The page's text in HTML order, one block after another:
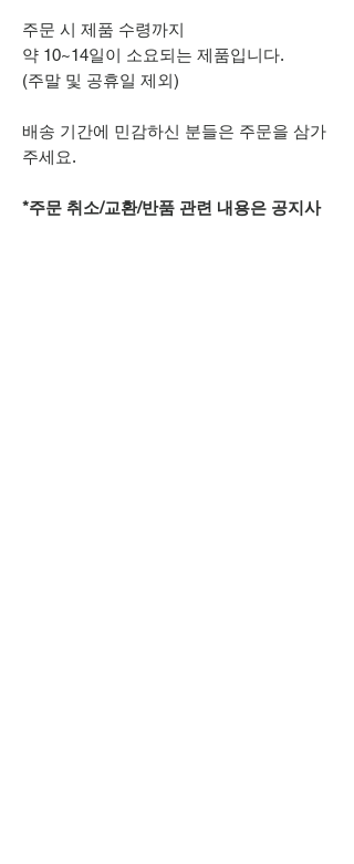
주문 시 제품 수령까지
약 10~14일이 소요되는 제품입니다.
(주말 및 공휴일 제외)
배송 기간에 민감하신 분들은 주문을 삼가
주세요.
*주문 취소/교환/반품 관련 내용은 공지사